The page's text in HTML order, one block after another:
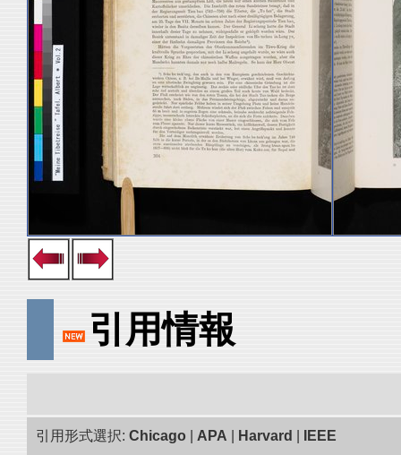
引用情報
引用形式選択: Chicago APA Harvard IEEE